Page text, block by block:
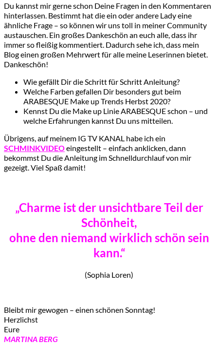
Du kannst mir gerne schon Deine Fragen in den Kommentaren
hinterlassen. Bestimmt hat die ein oder andere Lady eine
ähnliche Frage – so können wir uns toll in meiner Community
austauschen. Ein großes Dankeschön an euch alle, dass ihr
immer so fleißig kommentiert. Dadurch sehe ich, dass mein
Blog einen großen Mehrwert für alle meine Leserinnen bietet.
Dankeschön!
Wie gefällt Dir die Schritt für Schritt Anleitung?
Welche Farben gefallen Dir besonders gut beim
ARABESQUE Make up Trends Herbst 2020?
Kennst Du die Make up Linie ARABESQUE schon – und
welche Erfahrungen kannst Du uns mitteilen.
Übrigens, auf meinem IG TV KANAL habe ich ein
SCHMINKVIDEOeingestellt – einfach anklicken, dann
bekommst Du die Anleitung im Schnelldurchlauf von mir
gezeigt. Viel Spaß damit!
„Charme ist der unsichtbare Teil der
Schönheit,
ohne den niemand wirklich schön sein
kann.“
(Sophia Loren)
Bleibt mir gewogen – einen schönen Sonntag!
Herzlichst
Eure
MARTINA BERG